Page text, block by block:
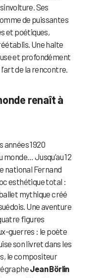
Ses
de puissantes
et poétiques,
Une halte
et profondément
de la rencontre.
renaît à
années 1920
Jusqu’au 12
national Fernand
esthétique total :
mythique créé
Une aventure
figures
guerres : le poète
son livret dans les
le compositeur
Jean Börlin